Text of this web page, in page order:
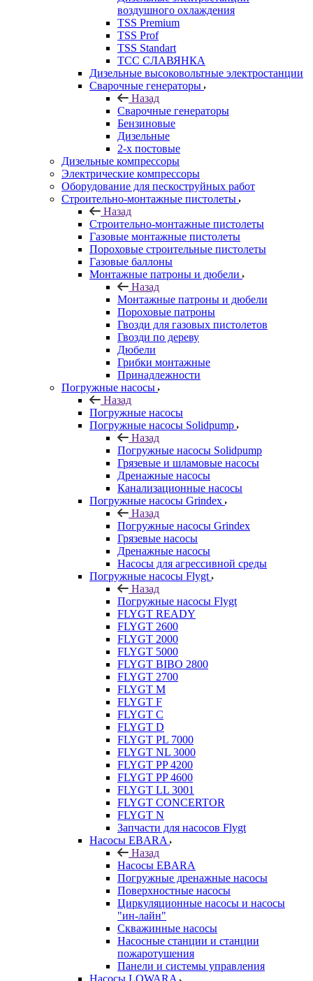
воздушного охлаждения
TSS Premium
TSS Prof
TSS Standart
ТСС СЛАВЯНКА
Дизельные высоковольтные электростанции
Сварочные генераторы
Назад
Сварочные генераторы
Бензиновые
Дизельные
2-х постовые
Дизельные компрессоры
Электрические компрессоры
Оборудование для пескоструйных работ
Строительно-монтажные пистолеты
Назад
Строительно-монтажные пистолеты
Газовые монтажные пистолеты
Пороховые строительные пистолеты
Газовые баллоны
Монтажные патроны и дюбели
Назад
Монтажные патроны и дюбели
Пороховые патроны
Гвозди для газовых пистолетов
Гвозди по дереву
Дюбели
Грибки монтажные
Принадлежности
Погружные насосы
Назад
Погружные насосы
Погружные насосы Solidpump
Назад
Погружные насосы Solidpump
Грязевые и шламовые насосы
Дренажные насосы
Канализационные насосы
Погружные насосы Grindex
Назад
Погружные насосы Grindex
Грязевые насосы
Дренажные насосы
Насосы для агрессивной среды
Погружные насосы Flygt
Назад
Погружные насосы Flygt
FLYGT READY
FLYGT 2600
FLYGT 2000
FLYGT 5000
FLYGT BIBO 2800
FLYGT 2700
FLYGT M
FLYGT F
FLYGT C
FLYGT D
FLYGT PL 7000
FLYGT NL 3000
FLYGT PP 4200
FLYGT PP 4600
FLYGT LL 3001
FLYGT CONCERTOR
FLYGT N
Запчасти для насосов Flygt
Насосы EBARA
Назад
Насосы EBARA
Погружные дренажные насосы
Поверхностные насосы
Циркуляционные насосы и насосы
"ин-лайн"
Скважинные насосы
Насосные станции и станции
пожаротушения
Панели и системы управления
Насосы LOWARA